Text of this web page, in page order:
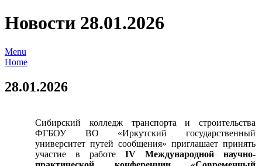
Новости 28.01.2026
Menu
Home
28.01.2026
Сибирский колледж транспорта и строительства
ФГБОУ ВО «Иркутский государственный
университет путей сообщения» приглашает принять
участие в работе IV Международной научно-